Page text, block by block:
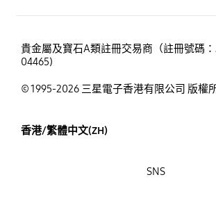
貴金屬及寶石A類註冊交易商（註冊號碼
04465)
© 1995-2026 三星電子香港有限公司 版權
香港/繁體中文(ZH)
SNS